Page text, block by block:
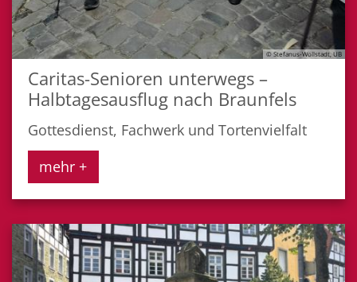
© Stefanus-Wöllstadt, UB
Caritas-Senioren unterwegs –
Halbtagesausflug nach Braunfels
Gottesdienst, Fachwerk und Tortenvielfalt
mehr +